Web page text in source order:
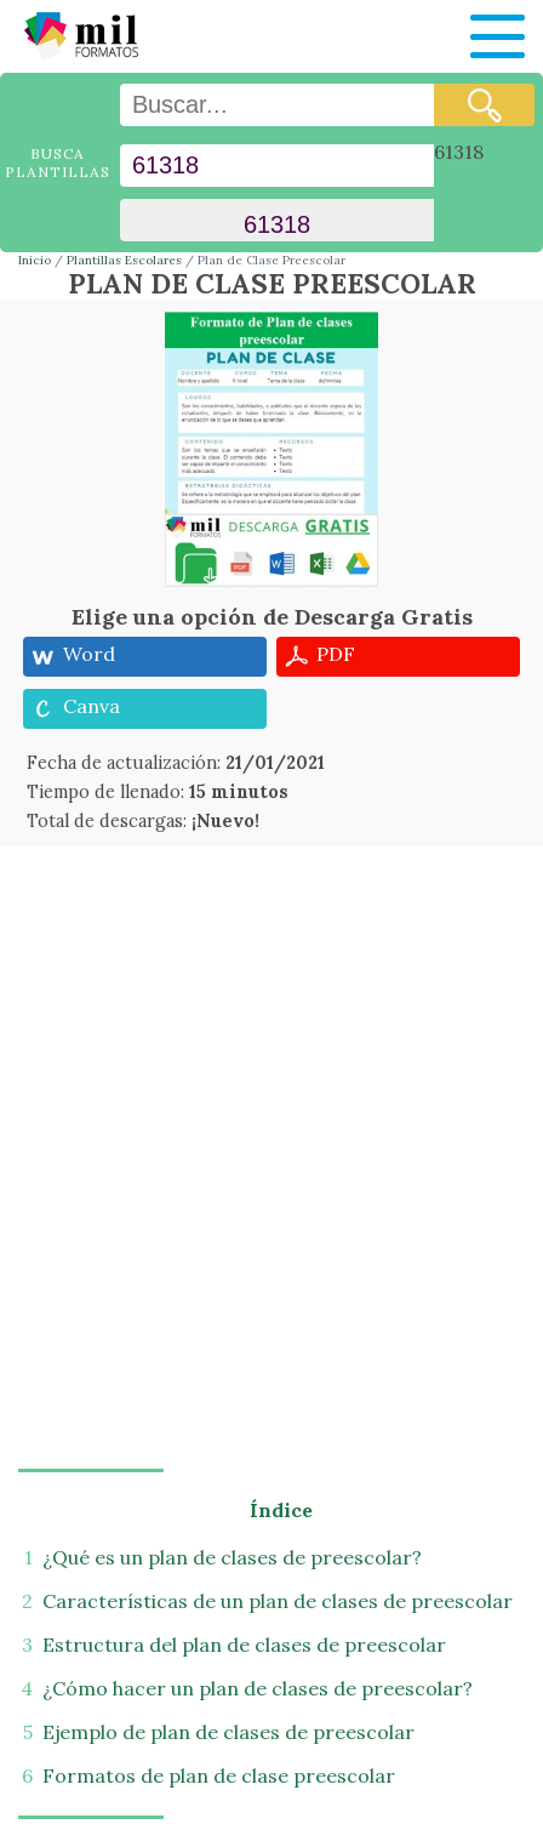
BUSCA
PLANTILLAS
61318
Inicio Plantillas Escolares Plan de Clase Preescolar
PLAN DE CLASE PREESCOLAR
Elige una opción de Descarga Gratis
Word PDF
Canva
Fecha de actualización: 21/01/2021
Tiempo de llenado:15 minutos
Total de descargas: ¡Nuevo!
Índice
¿Qué es un plan de clases de preescolar?
Características de un plan de clases de preescolar
Estructura del plan de clases de preescolar
¿Cómo hacer un plan de clases de preescolar?
Ejemplo de plan de clases de preescolar
Formatos de plan de clase preescolar